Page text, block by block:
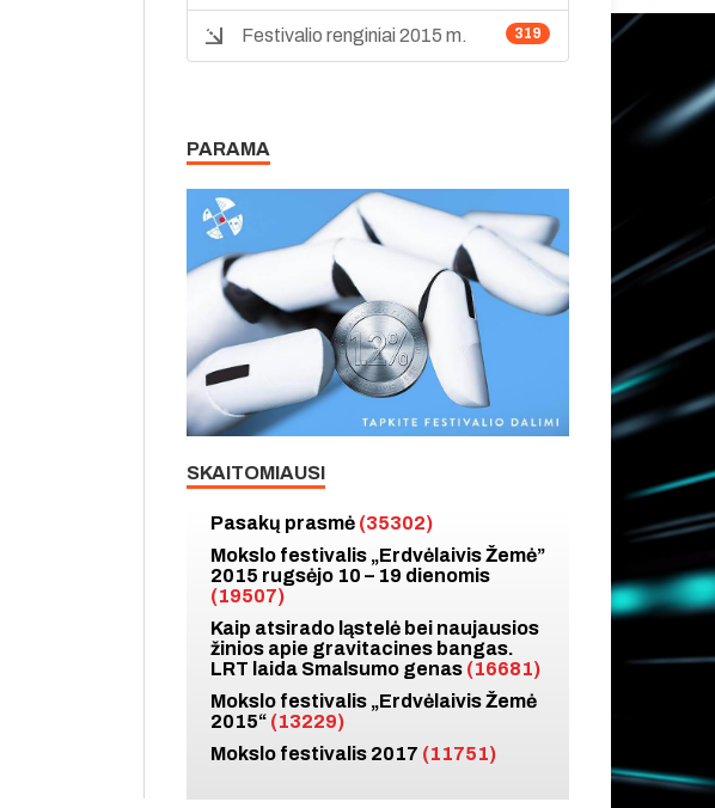
319
Festivalio renginiai 2015 m.
PARAMA
SKAITOMIAUSI
Pasakų prasmė (35302)
Mokslo festivalis „Erdvėlaivis Žemė”
2015 rugsėjo 10 – 19 dienomis
(19507)
Kaip atsirado ląstelė bei naujausios
žinios apie gravitacines bangas.
LRT laida Smalsumo genas (16681)
Mokslo festivalis „Erdvėlaivis Žemė
2015“ (13229)
Mokslo festivalis 2017 (11751)